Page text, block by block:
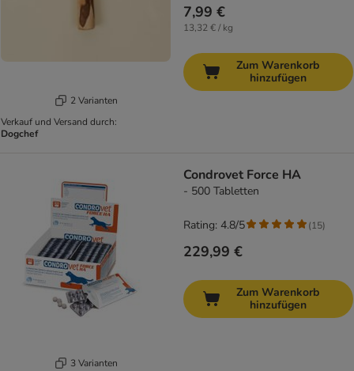
2 Varianten
Verkauf und Versand durch:
Dogchef
7,99 €
13,32 € / kg
Zum Warenkorb
hinzufügen
3 Varianten
Condrovet Force HA
- 500 Tabletten
229,99 €
Rating: 4.8/5 (15)
Zum Warenkorb
hinzufügen